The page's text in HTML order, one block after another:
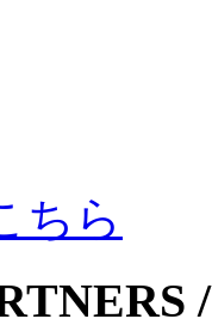
ちら